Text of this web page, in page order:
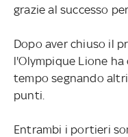
grazie al successo
Dopo aver chiuso il
l'Olympique Lione
tempo segnando
punti.
Entrambi i portieri